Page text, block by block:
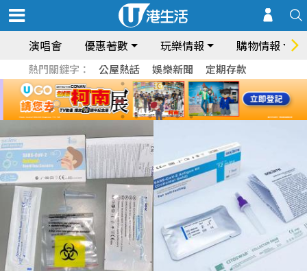
演唱會 優惠著數 玩樂情報 購物情報
熱門關鍵字： 公屋熱話 娛樂新聞 定期存款